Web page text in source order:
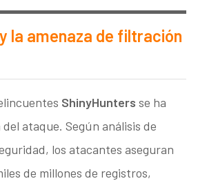
la amenaza de filtración
ShinyHunters se ha
ataque. Según análisis de
los atacantes aseguran
de millones de registros,